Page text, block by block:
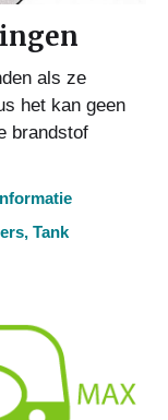
als ze
het kan geen
brandstof
, Tank